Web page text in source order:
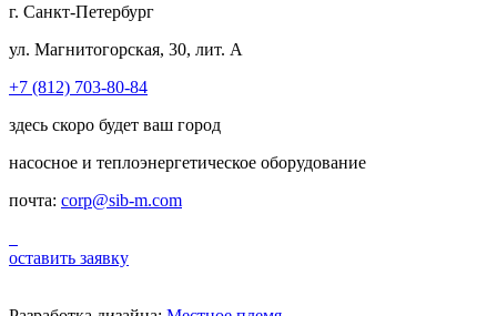
г. Санкт-Петербург
ул. Магнитогорская, 30, лит. А
+7 (812) 703-80-84
здесь скоро будет ваш город
насосное и теплоэнергетическое оборудование
почта: corp@sib-m.com
оставить заявку